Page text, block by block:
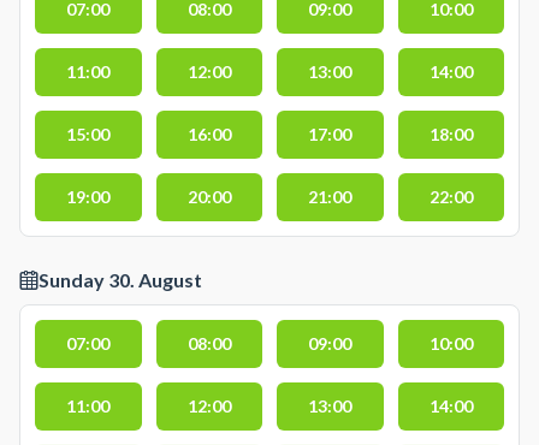
07:00 08:00 09:00 10:00
11:00 12:00 13:00 14:00
15:00 16:00 17:00 18:00
19:00 20:00 21:00 22:00
Sunday 30. August
07:00 08:00 09:00 10:00
11:00 12:00 13:00 14:00